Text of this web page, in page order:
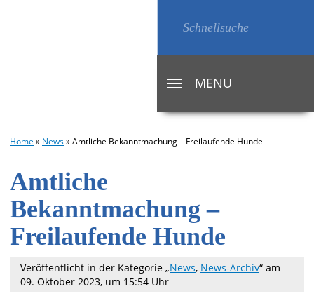
TOGGLE
NAVIGATION
MENU
Home » News»Amtliche Bekanntmachung – Freilaufende Hunde
Amtliche
Bekanntmachung –
Freilaufende Hunde
Veröffentlicht in der Kategorie „News, News-Archiv“ am
09. Oktober 2023, um 15:54 Uhr